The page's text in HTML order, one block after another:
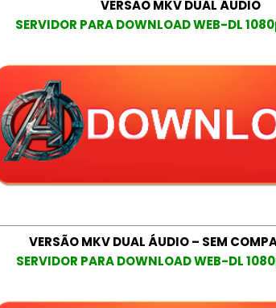
VERSÃO MKV DUAL ÁUDIO
SERVIDOR PARA DOWNLOAD WEB-DL
VERSÃO MKV DUAL ÁUDIO – SEM
SERVIDOR PARA DOWNLOAD WEB-DL